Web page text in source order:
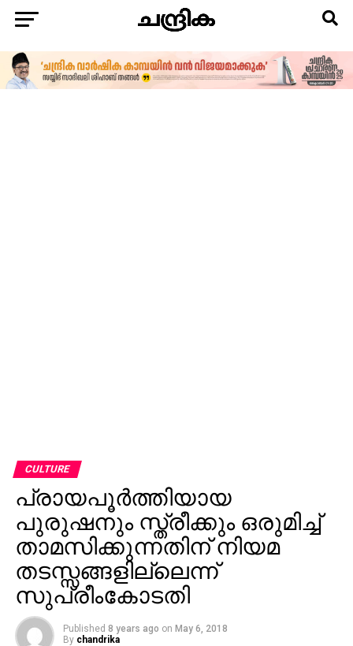
CULTURE
പ്രായപൂര്‍ത്തിയായ
പുരുഷനും സ്ത്രീക്കും ഒരുമിച്ച്
താമസിക്കുന്നതിന് നിയമ
തടസ്സങ്ങളില്ലെന്ന്
സുപ്രീംകോടതി
Published 8 years ago on May 6, 2018
By chandrika